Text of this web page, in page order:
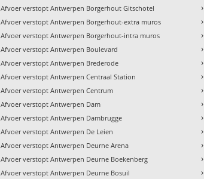
Afvoer verstopt Antwerpen Borgerhout Gitschotel
Afvoer verstopt Antwerpen Borgerhout-extra muros
Afvoer verstopt Antwerpen Borgerhout-intra muros
Afvoer verstopt Antwerpen Boulevard
Afvoer verstopt Antwerpen Brederode
Afvoer verstopt Antwerpen Centraal Station
Afvoer verstopt Antwerpen Centrum
Afvoer verstopt Antwerpen Dam
Afvoer verstopt Antwerpen Dambrugge
Afvoer verstopt Antwerpen De Leien
Afvoer verstopt Antwerpen Deurne Arena
Afvoer verstopt Antwerpen Deurne Boekenberg
Afvoer verstopt Antwerpen Deurne Bosuil
›
›
›
›
›
›
›
›
›
›
›
›
›